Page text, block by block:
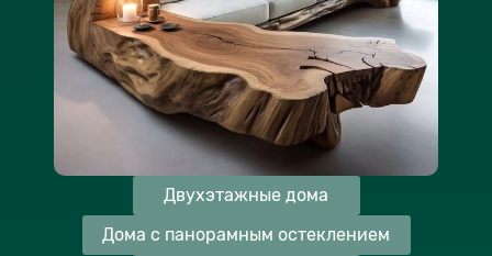
Двухэтажные дома
Дома с панорамным остеклением